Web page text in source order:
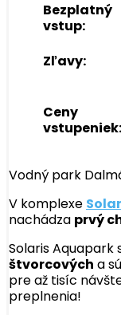
Bezplatný
vstup:
Zľavy:
Ceny
vstupeniek:
Vodný park
V komplexe
nachádza prvý
Solaris Aquapark
štvorcových a
pre až tisíc
preplnenia!